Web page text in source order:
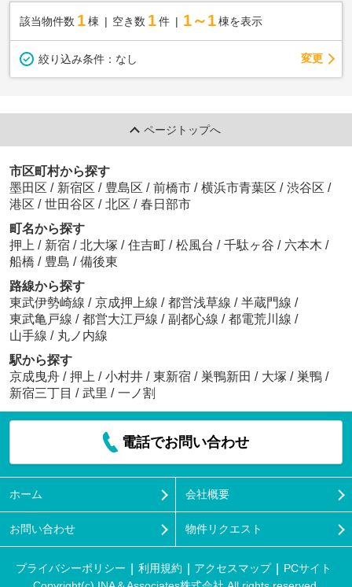
該当物件数 1棟 空き数 1 件 1～1 棟を表示
絞り込み条件： なし 変更
ページトップへ
市区町村から探す
墨田区 / 新宿区 / 豊島区 / 前橋市 / 横浜市青葉区 / 渋谷区 /
港区 / 世田谷区 / 北区 / 春日部市
町名から探す
押上 / 新宿 / 北大塚 / 住吉町 / 松風台 / 千駄ヶ谷 / 六本木 /
船橋 / 豊島 / 備後東
路線から探す
東武伊勢崎線 / 京成押上線 / 都営浅草線 / 半蔵門線 /
東武亀戸線 / 都営大江戸線 / 副都心線 / 都電荒川線 /
山手線 / 丸ノ内線
駅から探す
京成曳舟 / 押上 / 小村井 / 東新宿 / 巣鴨新田 / 大塚 / 巣鴨 /
新宿三丁目 / 武里 / 一ノ割
電話でお問い合わせ
ホーム 会社概要
お問い合わせ 物件リクエスト
プライバシーポリシー 利用規約 アクセスマップ
PCサイト